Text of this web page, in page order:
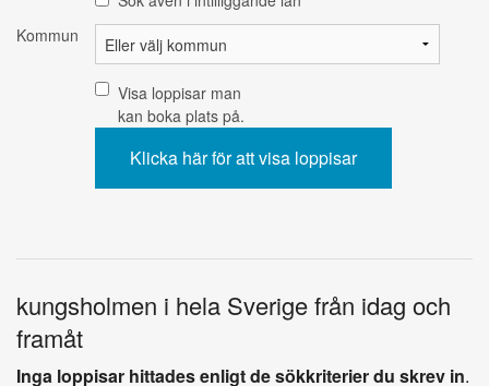
Kommun
Visa loppisar man
kan boka plats på.
kungsholmen i hela Sverige från idag och
framåt
Inga loppisar hittades enligt de sökkriterier du skrev in.